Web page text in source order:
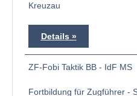
Kreuzau
Details
ZF-Fobi Taktik BB - IdF MS
Fortbildung für Zugführer -